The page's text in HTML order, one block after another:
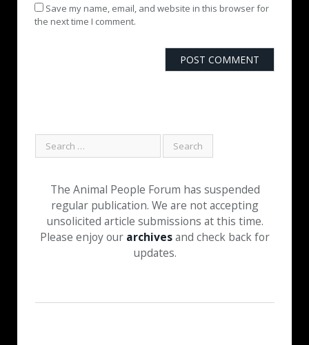
Save my name, email, and website in this browser for
the next time I comment.
The Animal People Forum has suspended
regular publication. We are not accepting
unsolicited article submissions at this time.
Please enjoy our archivesand check back for
updates.